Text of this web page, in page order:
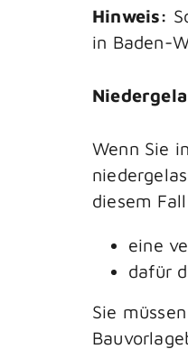
Hinweis:
in Baden-
Wenn Sie
diesem Fall
eine
dafür
Sie